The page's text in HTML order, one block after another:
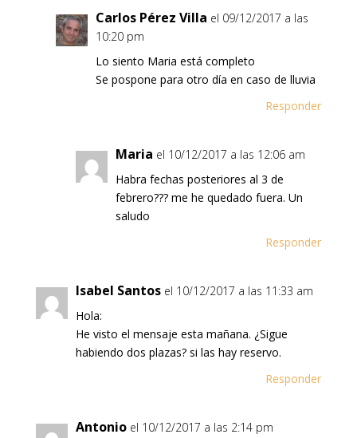
Carlos Pérez Villa el 09/12/2017 a las
10:20 pm
Lo siento Maria está completo
Se pospone para otro día en caso de lluvia
Responder
Maria el 10/12/2017 a las 12:06 am
Habra fechas posteriores al 3 de
febrero??? me he quedado fuera. Un
saludo
Responder
Isabel Santos el 10/12/2017 a las 11:33 am
Hola:
He visto el mensaje esta mañana. ¿Sigue
habiendo dos plazas? si las hay reservo.
Responder
Antonio el 10/12/2017 a las 2:14 pm